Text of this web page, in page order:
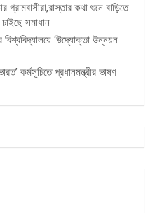
কথা শুনে বাড়িতে
সমাধান
‘উদ্যোক্তা উন্নয়ন
কর্মসূচিতে প্রধানমন্ত্রীর ভাষণ